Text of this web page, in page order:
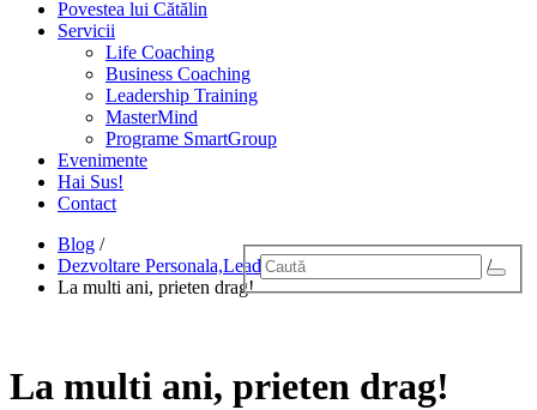
Povestea lui Cătălin
Servicii
Life Coaching
Business Coaching
Leadership Training
MasterMind
Programe SmartGroup
Evenimente
Hai Sus!
Contact
Blog /
Dezvoltare Personala,Leadership,Inteligenta Emotionala
/
La multi ani, prieten drag!
La multi ani, prieten drag!